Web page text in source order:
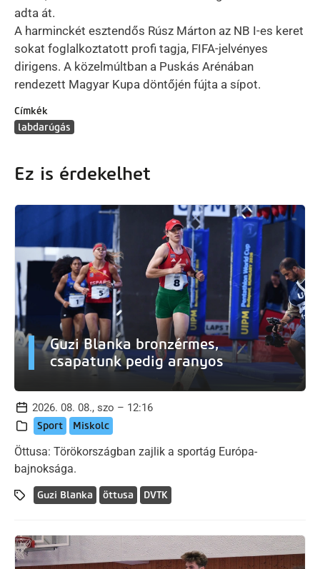
adta át.
A harminckét esztendős Rúsz Márton az NB I-es keret
sokat foglalkoztatott profi tagja, FIFA-jelvényes
dirigens. A közelmúltban a Puskás Arénában
rendezett Magyar Kupa döntőjén fújta a sípot.
Címkék
labdarúgás
Ez is érdekelhet
Guzi Blanka bronzérmes,
csapatunk pedig aranyos
2026. 08. 08., szo – 12:16
Sport Miskolc
Öttusa: Törökországban zajlik a sportág Európa-
bajnoksága.
Guzi Blanka öttusa DVTK